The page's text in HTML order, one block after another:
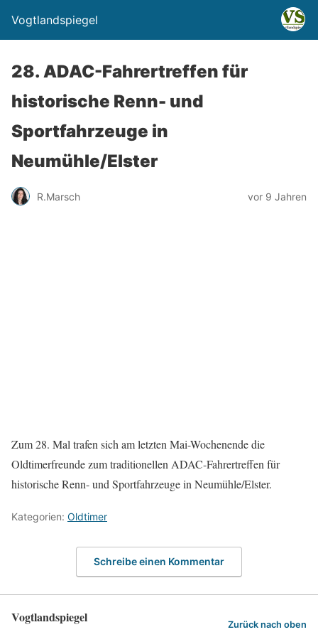
Vogtlandspiegel
28. ADAC-Fahrertreffen für
historische Renn- und
Sportfahrzeuge in
Neumühle/Elster
R.Marsch vor 9 Jahren
Zum 28. Mal trafen sich am letzten Mai-Wochenende die
Oldtimerfreunde zum traditionellen ADAC-Fahrertreffen für
historische Renn- und Sportfahrzeuge in Neumühle/Elster.
Kategorien: Oldtimer
Schreibe einen Kommentar
Vogtlandspiegel Zurück nach oben